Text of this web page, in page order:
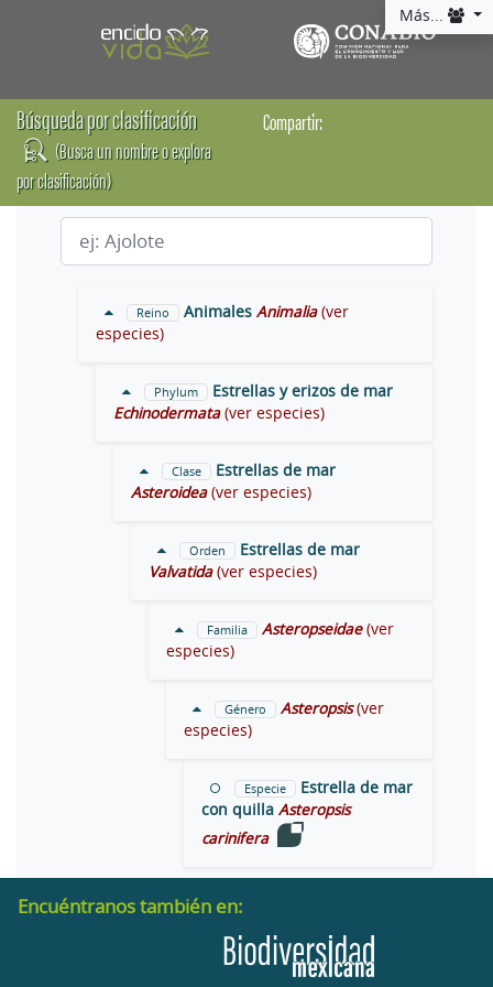
Más...
Búsqueda por clasificación
(Busca un nombre o explora
por clasificación)
Compartir:
Reino Animales Animalia (ver
especies)
Phylum
Estrellas y erizos de mar
Echinodermata (ver especies)
Clase
Estrellas de mar
Asteroidea (ver especies)
Orden
Estrellas de mar
Valvatida (ver especies)
Familia Asteropseidae (ver
especies)
Género Asteropsis (ver
especies)
Especie
Estrella de mar
con quilla Asteropsis
carinifera
Encuéntranos también en: